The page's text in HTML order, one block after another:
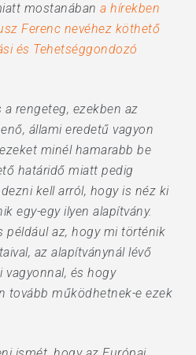
mostanábana hírekben
Ferenc nevéhez köthető
és Tehetséggondozó
rengeteg, ezekben az
állami eredetű vagyon
minél hamarabb be
határidő miatt pedig
kell arról, hogy is néz ki
egy-egy ilyen alapítvány.
például az, hogy mi történik
az alapítványnál lévő
vagyonnal, és hogy
tovább működhetnek-e ezek